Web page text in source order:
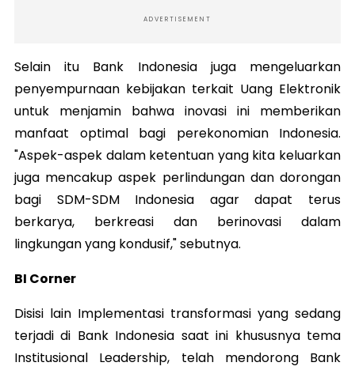
ADVERTISEMENT
Selain itu Bank Indonesia juga mengeluarkan
penyempurnaan kebijakan terkait Uang Elektronik
untuk menjamin bahwa inovasi ini memberikan
manfaat optimal bagi perekonomian Indonesia.
"Aspek-aspek dalam ketentuan yang kita keluarkan
juga mencakup aspek perlindungan dan dorongan
bagi SDM-SDM Indonesia agar dapat terus
berkarya, berkreasi dan berinovasi dalam
lingkungan yang kondusif," sebutnya.
BI Corner
Disisi lain Implementasi transformasi yang sedang
terjadi di Bank Indonesia saat ini khususnya tema
Institusional Leadership, telah mendorong Bank